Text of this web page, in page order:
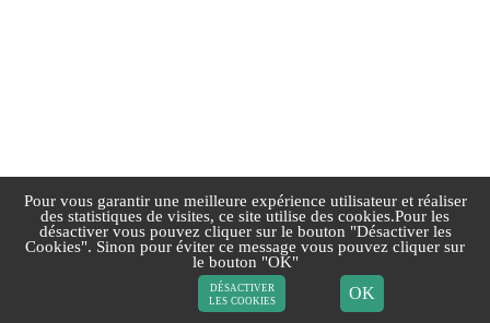
Pour vous garantir une meilleure expérience utilisateur et réaliser
des statistiques de visites, ce site utilise des cookies.Pour les
désactiver vous pouvez cliquer sur le bouton "Désactiver les
Cookies". Sinon pour éviter ce message vous pouvez cliquer sur
le bouton "OK"
désactiver
les cookies
OK